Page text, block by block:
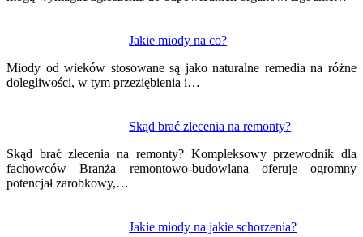
Jakie miody na co?
Miody od wieków stosowane są jako naturalne remedia na różne
dolegliwości, w tym przeziębienia i…
Skąd brać zlecenia na remonty?
Skąd brać zlecenia na remonty? Kompleksowy przewodnik dla
fachowców Branża remontowo-budowlana oferuje ogromny
potencjał zarobkowy,…
Jakie miody na jakie schorzenia?